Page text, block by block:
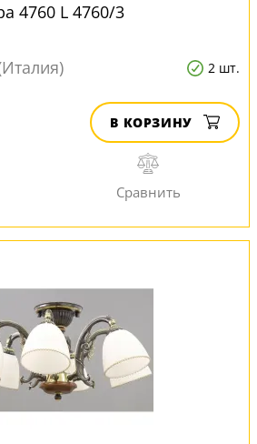
4760 L 4760/3
2 шт.
В КОРЗИНУ